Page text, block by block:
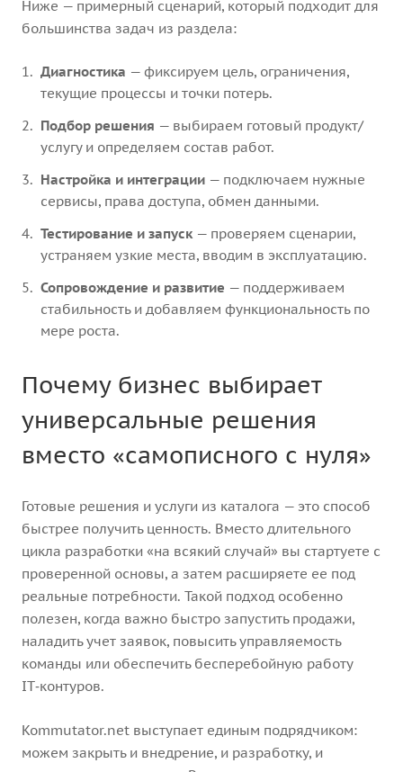
Ниже — примерный сценарий, который подходит для
большинства задач из раздела:
Диагностика — фиксируем цель, ограничения,
текущие процессы и точки потерь.
Подбор решения — выбираем готовый продукт/
услугу и определяем состав работ.
Настройка и интеграции — подключаем нужные
сервисы, права доступа, обмен данными.
Тестирование и запуск— проверяем сценарии,
устраняем узкие места, вводим в эксплуатацию.
Сопровождение и развитие — поддерживаем
стабильность и добавляем функциональность по
мере роста.
Почему бизнес выбирает
универсальные решения
вместо «самописного с нуля»
Готовые решения и услуги из каталога — это способ
быстрее получить ценность. Вместо длительного
цикла разработки «на всякий случай» вы стартуете с
проверенной основы, а затем расширяете ее под
реальные потребности. Такой подход особенно
полезен, когда важно быстро запустить продажи,
наладить учет заявок, повысить управляемость
команды или обеспечить бесперебойную работу
IT‑контуров.
Kommutator.net выступает единым подрядчиком:
можем закрыть и внедрение, и разработку, и